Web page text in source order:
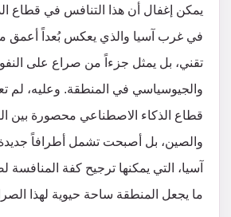
يمكن إغفال أن هذا التنافس في قطاع
في غرب آسيا والذي يعكس بُعداً أعمق
تقني، بل يمثل جزءاً من صراع على
والجيوسياسي في المنطقة. وعليه، لم
قطاع الذكاء الاصطناعي محصورة بين
والصين، بل أصبحت تشمل أطرافاً
آسيا، التي يمكنها ترجيح كفة المنافسة
ما يجعل المنطقة ساحة حيوية لهذا